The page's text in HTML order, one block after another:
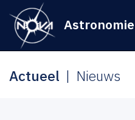
Astronomie
Actueel Nieuws